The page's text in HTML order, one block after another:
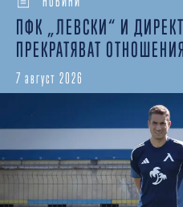
ПФК „ЛЕВСКИ“ И
ПРЕКРАТЯВАТ
7 август 2026